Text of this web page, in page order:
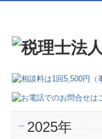
トップページ
会社案内
業務案内
交通案内
2025年